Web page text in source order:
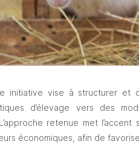
initiative vise à structurer et
d’élevage vers des
retenue met
économiques, afin de